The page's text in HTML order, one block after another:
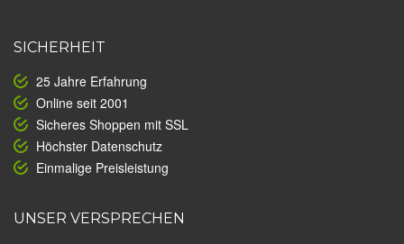
SICHERHEIT
25 Jahre Erfahrung
Online seit 2001
Sicheres Shoppen mit SSL
Höchster Datenschutz
Einmalige Preisleistung
UNSER VERSPRECHEN